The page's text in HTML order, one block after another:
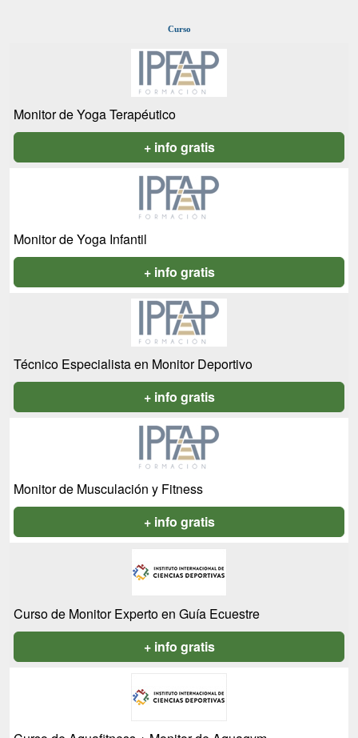
Curso
Monitor de Yoga Terapéutico
+ info gratis
Monitor de Yoga Infantil
+ info gratis
Técnico Especialista en Monitor Deportivo
+ info gratis
Monitor de Musculación y Fitness
+ info gratis
Curso de Monitor Experto en Guía Ecuestre
+ info gratis